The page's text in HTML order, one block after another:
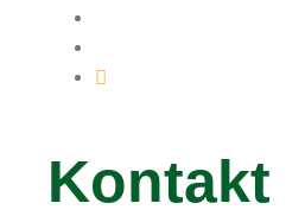
Kontakt